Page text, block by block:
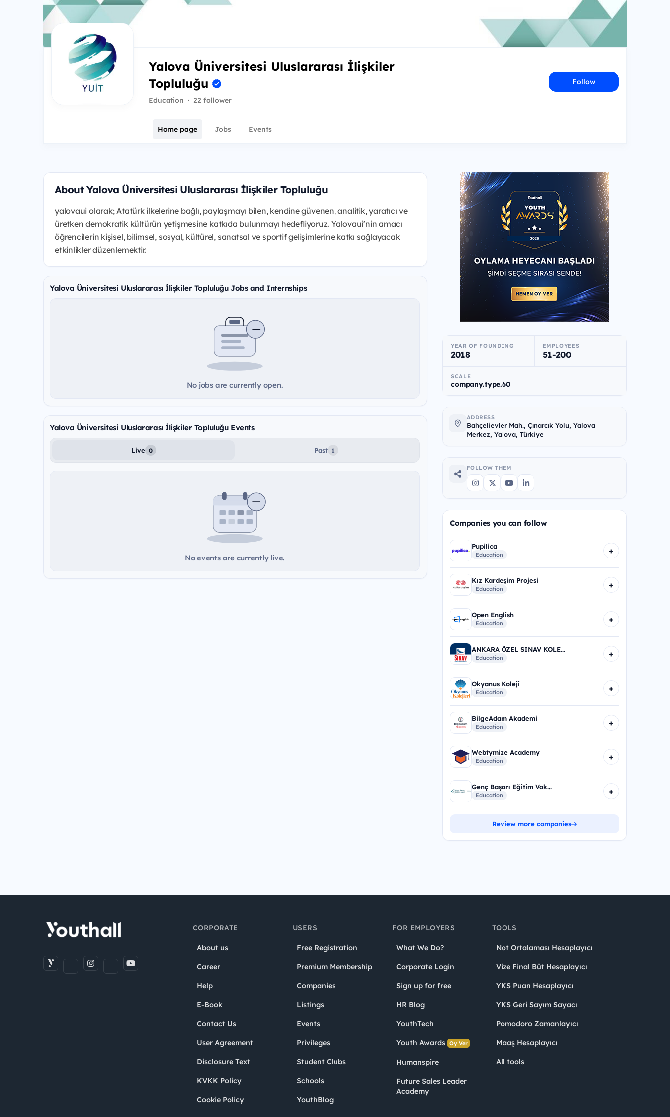
Yalova Üniversitesi Uluslararası İlişkiler
Topluluğu
Education · 22 follower
Follow
Home page Jobs Events
About Yalova Üniversitesi Uluslararası İlişkiler Topluluğu
yalovaui olarak; Atatürk ilkelerine bağlı, paylaşmayı bilen, kendine güvenen, analitik, yaratıcı ve
üretken demokratik kültürün yetişmesine katkıda bulunmayı hedefliyoruz. Yalovaui’nin amacı
öğrencilerin kişisel, bilimsel, sosyal, kültürel, sanatsal ve sportif gelişimlerine katkı sağlayacak
etkinlikler düzenlemektir.
Yalova Üniversitesi Uluslararası İlişkiler Topluluğu Jobs and Internships
No jobs are currently open.
Yalova Üniversitesi Uluslararası İlişkiler Topluluğu Events
Live 0 Past 1
No events are currently live.
YEAR OF FOUNDING
2018
EMPLOYEES
51-200
SCALE
company.type.60
ADDRESS
Bahçelievler Mah., Çınarcık Yolu, Yalova
Merkez, Yalova, Türkiye
FOLLOW THEM
Companies you can follow
Pupilica
Education +
Kız Kardeşim Projesi
Education +
Open English
Education +
ANKARA ÖZEL SINAV KOLE...
Education +
Okyanus Koleji
Education +
BilgeAdam Akademi
Education +
Webtymize Academy
Education +
Genç Başarı Eğitim Vak...
Education +
Review more companies
CORPORATE
About us
Career
Help
E-Book
Contact Us
User Agreement
Disclosure Text
KVKK Policy
Cookie Policy
USERS
Free Registration
Premium Membership
Companies
Listings
Events
Privileges
Student Clubs
Schools
YouthBlog
FOR EMPLOYERS
What We Do?
Corporate Login
Sign up for free
HR Blog
YouthTech
Youth Awards Oy Ver
Humanspire
Future Sales Leader
Academy
TOOLS
Not Ortalaması Hesaplayıcı
Vize Final Büt Hesaplayıcı
YKS Puan Hesaplayıcı
YKS Geri Sayım Sayacı
Pomodoro Zamanlayıcı
Maaş Hesaplayıcı
All tools